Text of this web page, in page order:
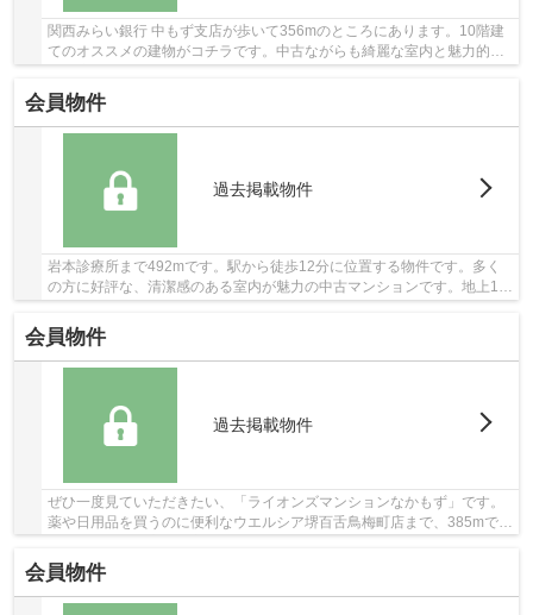
関西みらい銀行 中もず支店が歩いて356mのところにあります。10階建
てのオススメの建物がコチラです。中古ながらも綺麗な室内と魅力的な
住環境のマンションです。こちらのエレベーター...
会員物件
過去掲載物件
岩本診療所まで492mです。駅から徒歩12分に位置する物件です。多く
の方に好評な、清潔感のある室内が魅力の中古マンションです。地上11
階建ての物件です。ブリスマイホームへのご連絡...
会員物件
過去掲載物件
ぜひ一度見ていただきたい、「ライオンズマンションなかもず」です。
薬や日用品を買うのに便利なウエルシア堺百舌鳥梅町店まで、385mで
会員物件